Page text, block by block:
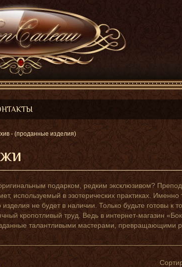
- (проданные изделия)
подарком, редким эксклюзивом?
используемый в эзотерических практиках.
изделия не будет в наличии. Только будьте готовы к
кропотливый труд. Ведь в интернет-магазин
талантливыми мастерами, превращающими